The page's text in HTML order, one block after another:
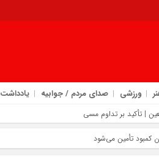
ورزشی صدای مردم / جوابیه یادداشت
| تأکید بر تداوم مسیر خدمت‌ رسانی با انسجام ملی
کمبود تأمین می‌شود